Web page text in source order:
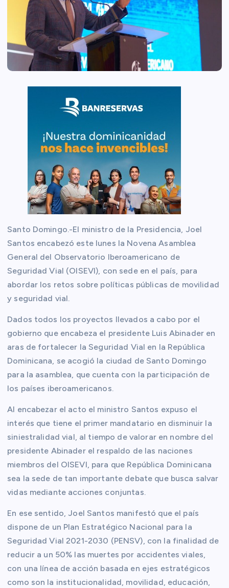
Santo Domingo.-El ministro de la Presidencia, Joel
Santos encabezó este lunes la Novena Asamblea
General del Observatorio lberoamericano de
Seguridad Vial (OISEVI), con sede en el país, para
abordar los retos sobre políticas públicas de movilidad
y seguridad vial.
Dados todos los proyectos llevados a cabo por el
gobierno que encabeza el presidente Luis Abinader en
aras de fortalecer la Seguridad Vial en la República
Dominicana, se acogió la ciudad de Santo Domingo
para la asamblea, que cuenta con la participación de
los países iberoamericanos.
Al encabezar el acto el ministro Santos expuso el
interés que tiene el primer mandatario en disminuir la
siniestralidad vial, al tiempo de valorar en nombre del
presidente Abinader el respaldo de las naciones
miembros del OISEVI, para que República Dominicana
sea la sede de tan importante debate que busca salvar
vidas mediante acciones conjuntas.
En ese sentido, Joel Santos manifestó que el país
dispone de un Plan Estratégico Nacional para la
Seguridad Vial 2021-2030 (PENSV), con la finalidad de
reducir a un 50% las muertes por accidentes viales,
con una línea de acción basada en ejes estratégicos
como son la institucionalidad, movilidad, educación,